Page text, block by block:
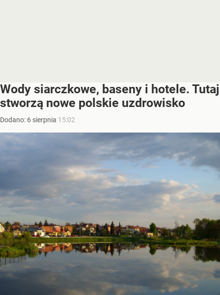
Wody siarczkowe, baseny i hotele. Tutaj
stworzą nowe polskie uzdrowisko
Dodano: 6 sierpnia 15:02